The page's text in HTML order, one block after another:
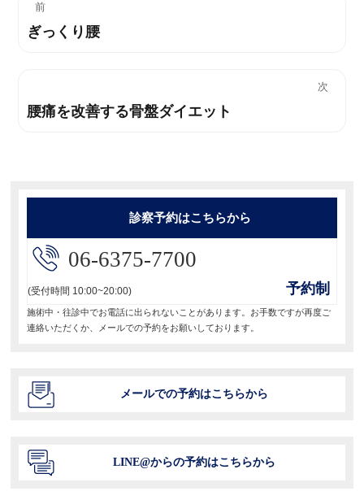
前
過
稿:
ぎっくり腰
次
次
腰痛を改善する骨盤ダイエット
診察予約はこちらから
06-6375-7700
(受付時間 10:00~20:00) 予約制
施術中・往診中でお電話に出られないことがあります。お手数ですが再度ご
連絡いただくか、メールでの予約をお願いしております。
メールでの予約はこちらから
LINE@からの予約はこちらから